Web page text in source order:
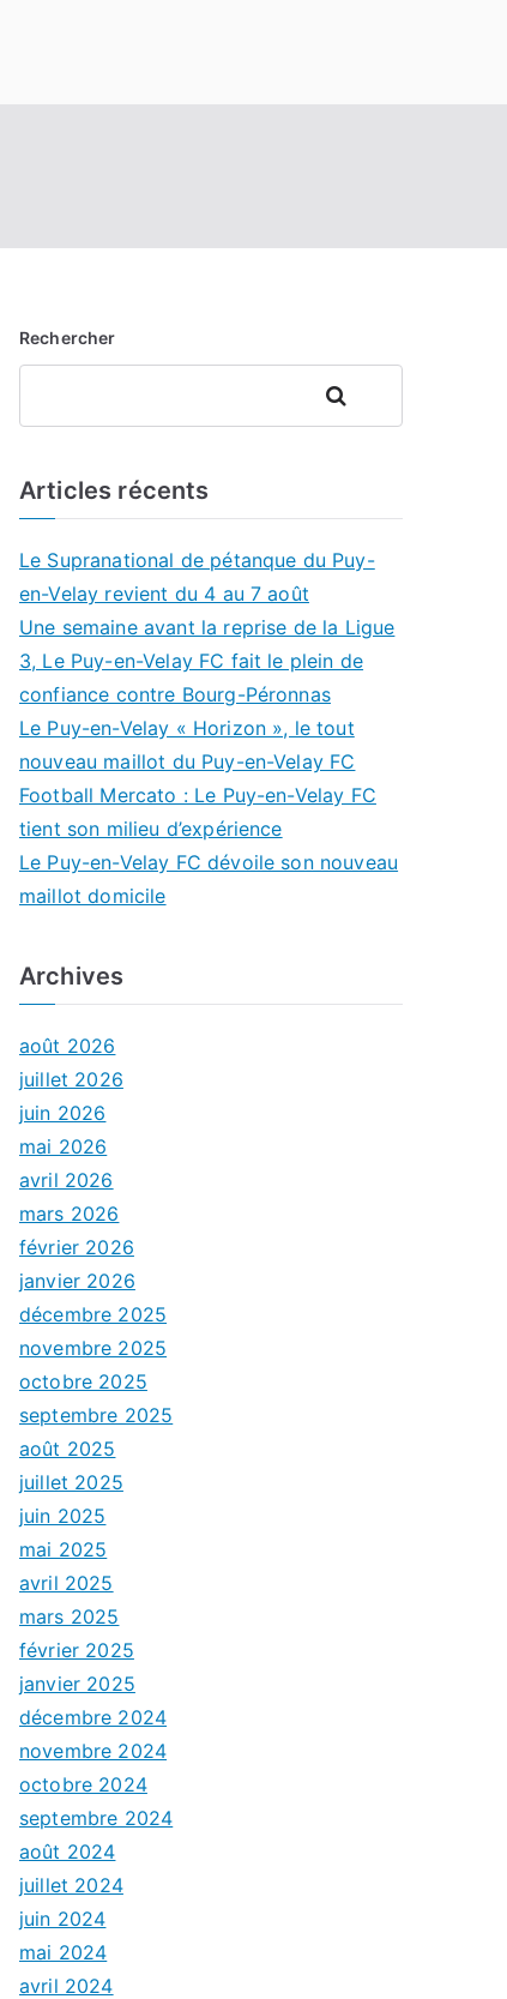
Rechercher
Rechercher
Articles récents
Le Supranational de pétanque du Puy-
en-Velay revient du 4 au 7 août
Une semaine avant la reprise de la Ligue
3, Le Puy-en-Velay FC fait le plein de
confiance contre Bourg-Péronnas
Le Puy-en-Velay « Horizon », le tout
nouveau maillot du Puy-en-Velay FC
Football Mercato : Le Puy-en-Velay FC
tient son milieu d’expérience
Le Puy-en-Velay FC dévoile son nouveau
maillot domicile
Archives
août 2026
juillet 2026
juin 2026
mai 2026
avril 2026
mars 2026
février 2026
janvier 2026
décembre 2025
novembre 2025
octobre 2025
septembre 2025
août 2025
juillet 2025
juin 2025
mai 2025
avril 2025
mars 2025
février 2025
janvier 2025
décembre 2024
novembre 2024
octobre 2024
septembre 2024
août 2024
juillet 2024
juin 2024
mai 2024
avril 2024